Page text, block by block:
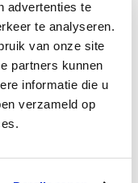
advertenties te
te analyseren.
van onze site
partners kunnen
informatie die u
verzameld op
verslagen
beschikbaar na
arts-specialist